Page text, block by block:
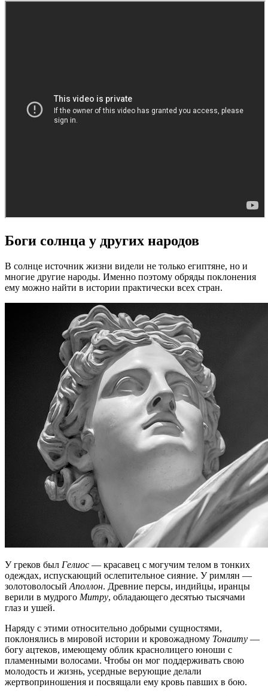
Боги солнца у других народов
В солнце источник жизни видели не только египтяне, но и
многие другие народы. Именно поэтому обряды поклонения
ему можно найти в истории практически всех стран.
У греков был Гелиос — красавец с могучим телом в тонких
одеждах, испускающий ослепительное сияние. У римлян —
золотоволосый Аполлон. Древние персы, индийцы, иранцы
верили в мудрого Митру, обладающего десятью тысячами
глаз и ушей.
Наряду с этими относительно добрыми сущностями,
поклонялись в мировой истории и кровожадному Тонаиту —
богу ацтеков, имеющему облик краснолицего юноши с
пламенными волосами. Чтобы он мог поддерживать свою
молодость и жизнь, усердные верующие делали
жертвоприношения и посвящали ему кровь павших в бою.